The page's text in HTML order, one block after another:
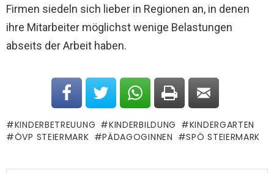
Firmen siedeln sich lieber in Regionen an, in denen
ihre Mitarbeiter möglichst wenige Belastungen
abseits der Arbeit haben.
KINDERBETREUUNG KINDERBILDUNG
KINDERGARTEN
ÖVP STEIERMARK
PÄDAGOGINNEN SPÖ STEIERMARK